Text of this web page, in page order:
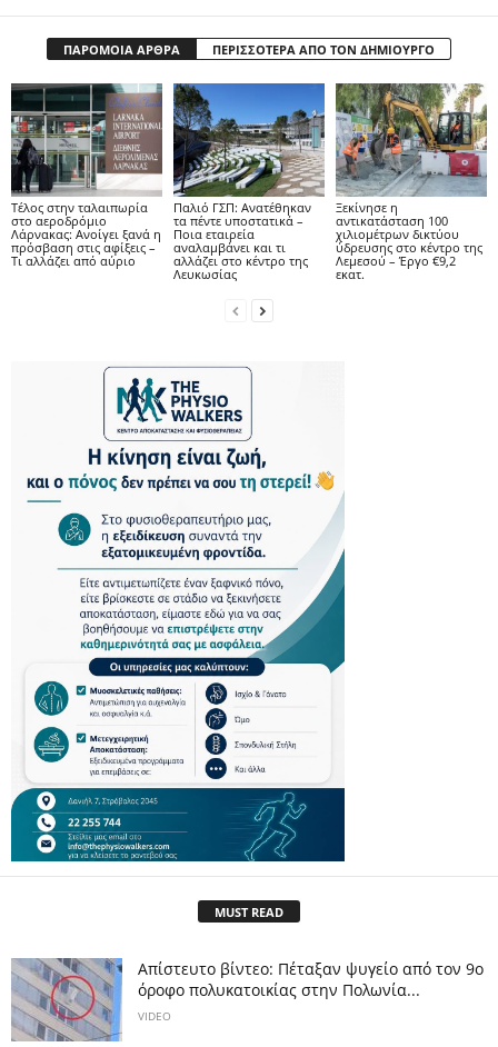
ΠΑΡΟΜΟΙΑ ΑΡΘΡΑ ΠΕΡΙΣΣΟΤΕΡΑ ΑΠΟ ΤΟΝ ΔΗΜΙΟΥΡΓΟ
Tέλος στην ταλαιπωρία
στο αεροδρόμιο
Λάρνακας: Ανοίγει ξανά η
πρόσβαση στις αφίξεις –
Τι αλλάζει από αύριο
Παλιό ΓΣΠ: Ανατέθηκαν
τα πέντε υποστατικά –
Ποια εταιρεία
αναλαμβάνει και τι
αλλάζει στο κέντρο της
Λευκωσίας
Ξεκίνησε η
αντικατάσταση 100
χιλιομέτρων δικτύου
ύδρευσης στο κέντρο της
Λεμεσού – Έργο €9,2
εκατ.
MUST READ
Απίστευτο βίντεο: Πέταξαν ψυγείο από τον 9ο
όροφο πολυκατοικίας στην Πολωνία...
VIDEO